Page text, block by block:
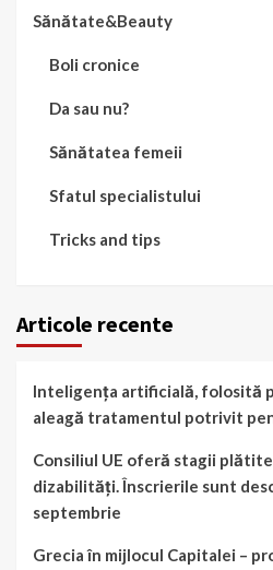
Sănătate&Beauty
Boli cronice
Da sau nu?
Sănătatea femeii
Sfatul specialistului
Tricks and tips
Articole recente
Inteligența artificială, folosită
aleagă tratamentul potrivit
Consiliul UE oferă stagii
dizabilități. Înscrierile sunt
septembrie
Grecia în mijlocul Capitalei –